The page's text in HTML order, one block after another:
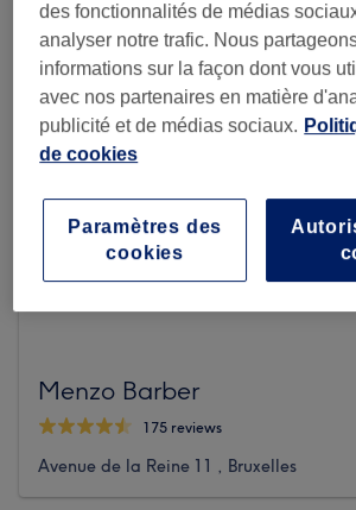
Menzo Barber
175 reviews
Avenue de la Reine 11 , Bruxelles
des fonctionnalités de médias
analyser notre trafic. Nous
informations sur la façon dont vous
avec nos partenaires en matière
publicité et de médias sociaux.
de cookies
Paramètres des
cookies